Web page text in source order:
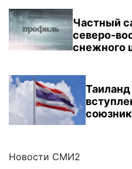
Частный
северо-
снежного
Новости СМИ2